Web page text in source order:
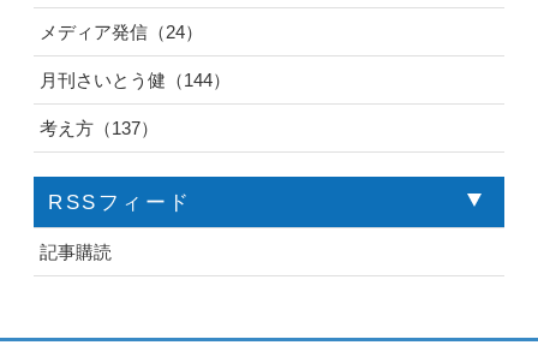
メディア発信（24）
月刊さいとう健（144）
考え方（137）
RSSフィード
記事購読